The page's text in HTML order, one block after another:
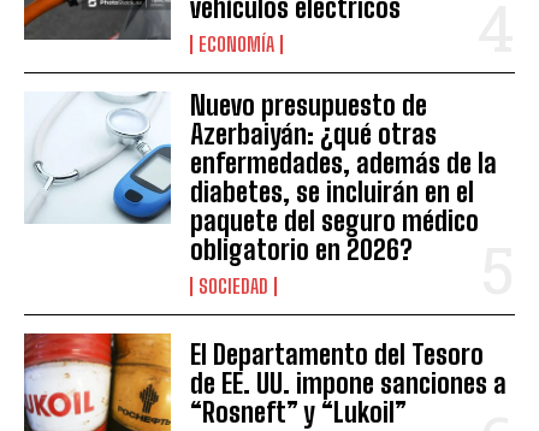
vehículos eléctricos
ECONOMÍA
Nuevo presupuesto de
Azerbaiyán: ¿qué otras
enfermedades, además de la
diabetes, se incluirán en el
paquete del seguro médico
obligatorio en 2026?
SOCIEDAD
El Departamento del Tesoro
de EE. UU. impone sanciones a
“Rosneft” y “Lukoil”